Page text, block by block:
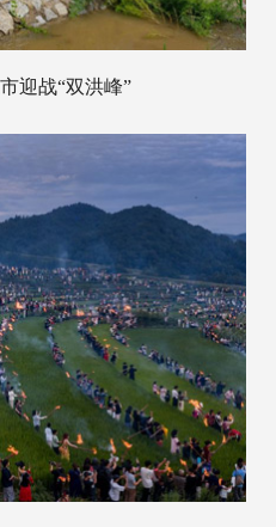
迎战“双洪峰”